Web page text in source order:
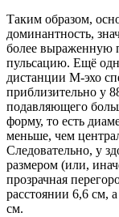
Таким образом,
доминантность,
более выраженную
пульсацию. Ещё
дистанции М-эхо
приблизительно у
подавляющего
форму, то есть
меньше, чем
Следовательно, у
размером (или,
прозрачная
расстоянии 6,6 см,
см.